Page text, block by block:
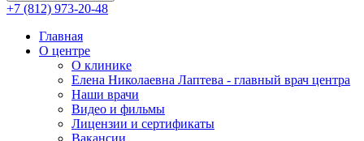
+7 (812) 973-20-48
Главная
О центре
О клинике
Елена Николаевна Лаптева - главный врач центра
Наши врачи
Видео и фильмы
Лицензии и сертификаты
Вакансии